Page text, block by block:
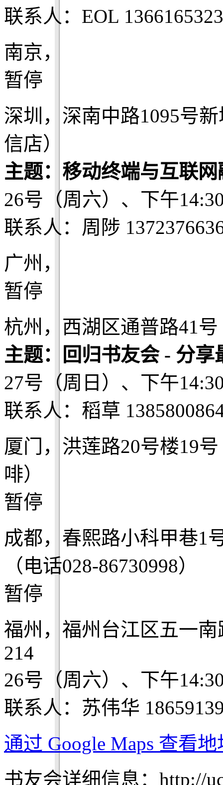
联系人：EOL
南京，
暂停
深圳，深南中路1095号
信店）
主题：移动终端与互联网
26号（周六）、下午
联系人：周陟
广州，
暂停
杭州，西湖区通普路41号
主题：回归书友会 - 分享
27号（周日）、下午
联系人：稻草
厦门，洪莲路20号楼19
啡）
暂停
成都，春熙路小科甲巷1
（电话028-86730998）
暂停
福州，福州台江区五一
214
26号（周六）、下午
联系人：苏伟华
通过 Google Maps 查看
书友会详细信息：http://